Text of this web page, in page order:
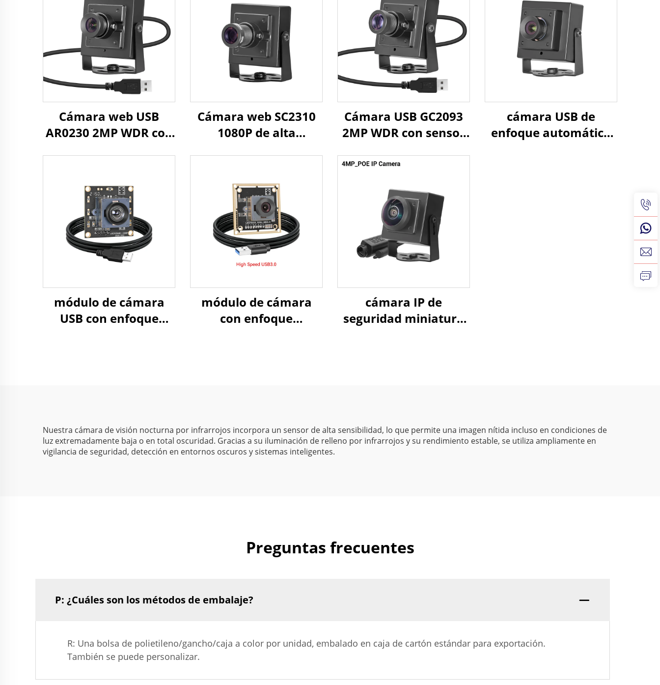
Cámara web USB
AR0230 2MP WDR con
velocidad, para
UAVs/vehículos
Cámara web SC2310
1080P de alta
cámara mini HD Plug
Play
Cámara USB GC2093
2MP WDR con sensor
UVC Plug and Play con
Raspberry Pi
cámara USB de
enfoque automático
módulo de cámara
USB con enfoque
sin controlador
módulo de cámara
con enfoque
cámara IP de
seguridad miniatura
Nuestra cámara de visión nocturna por infrarrojos incorpora un sensor de alta sensibilidad, lo que permite una imagen nítida incluso en condiciones de
luz extremadamente baja o en total oscuridad. Gracias a su iluminación de relleno por infrarrojos y su rendimiento estable, se utiliza ampliamente en
vigilancia de seguridad, detección en entornos oscuros y sistemas inteligentes.
Preguntas frecuentes
P: ¿Cuáles son los métodos de embalaje?
R: Una bolsa de polietileno/gancho/caja a color por unidad, embalado en caja de cartón estándar para exportación.
También se puede personalizar.